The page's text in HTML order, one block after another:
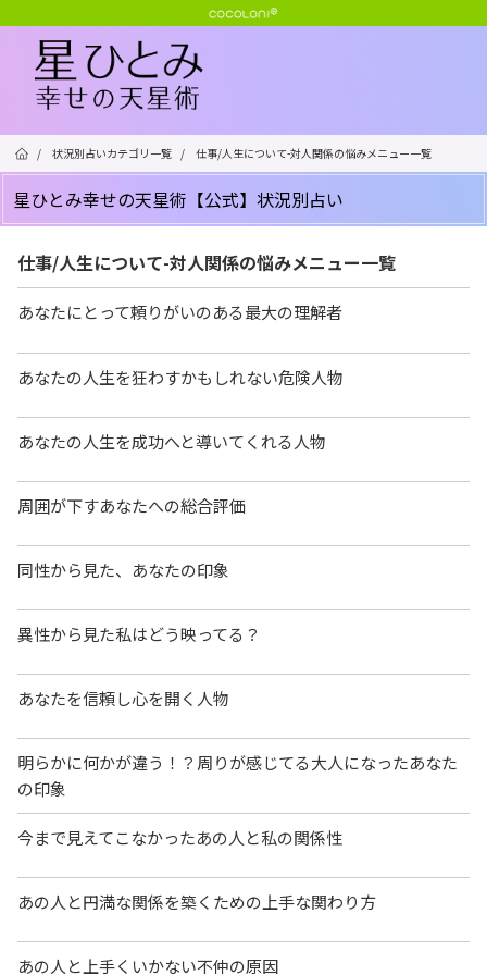
/ 状況別占いカテゴリ一覧 / 仕事/人生について-対人関係の悩みメニュー一覧
星ひとみ幸せの天星術【公式】状況別占い
仕事/人生について-対人関係の悩みメニュー一覧
あなたにとって頼りがいのある最大の理解者
あなたの人生を狂わすかもしれない危険人物
あなたの人生を成功へと導いてくれる人物
周囲が下すあなたへの総合評価
同性から見た、あなたの印象
異性から見た私はどう映ってる？
あなたを信頼し心を開く人物
明らかに何かが違う！？周りが感じてる大人になったあなた
の印象
今まで見えてこなかったあの人と私の関係性
あの人と円満な関係を築くための上手な関わり方
あの人と上手くいかない不仲の原因